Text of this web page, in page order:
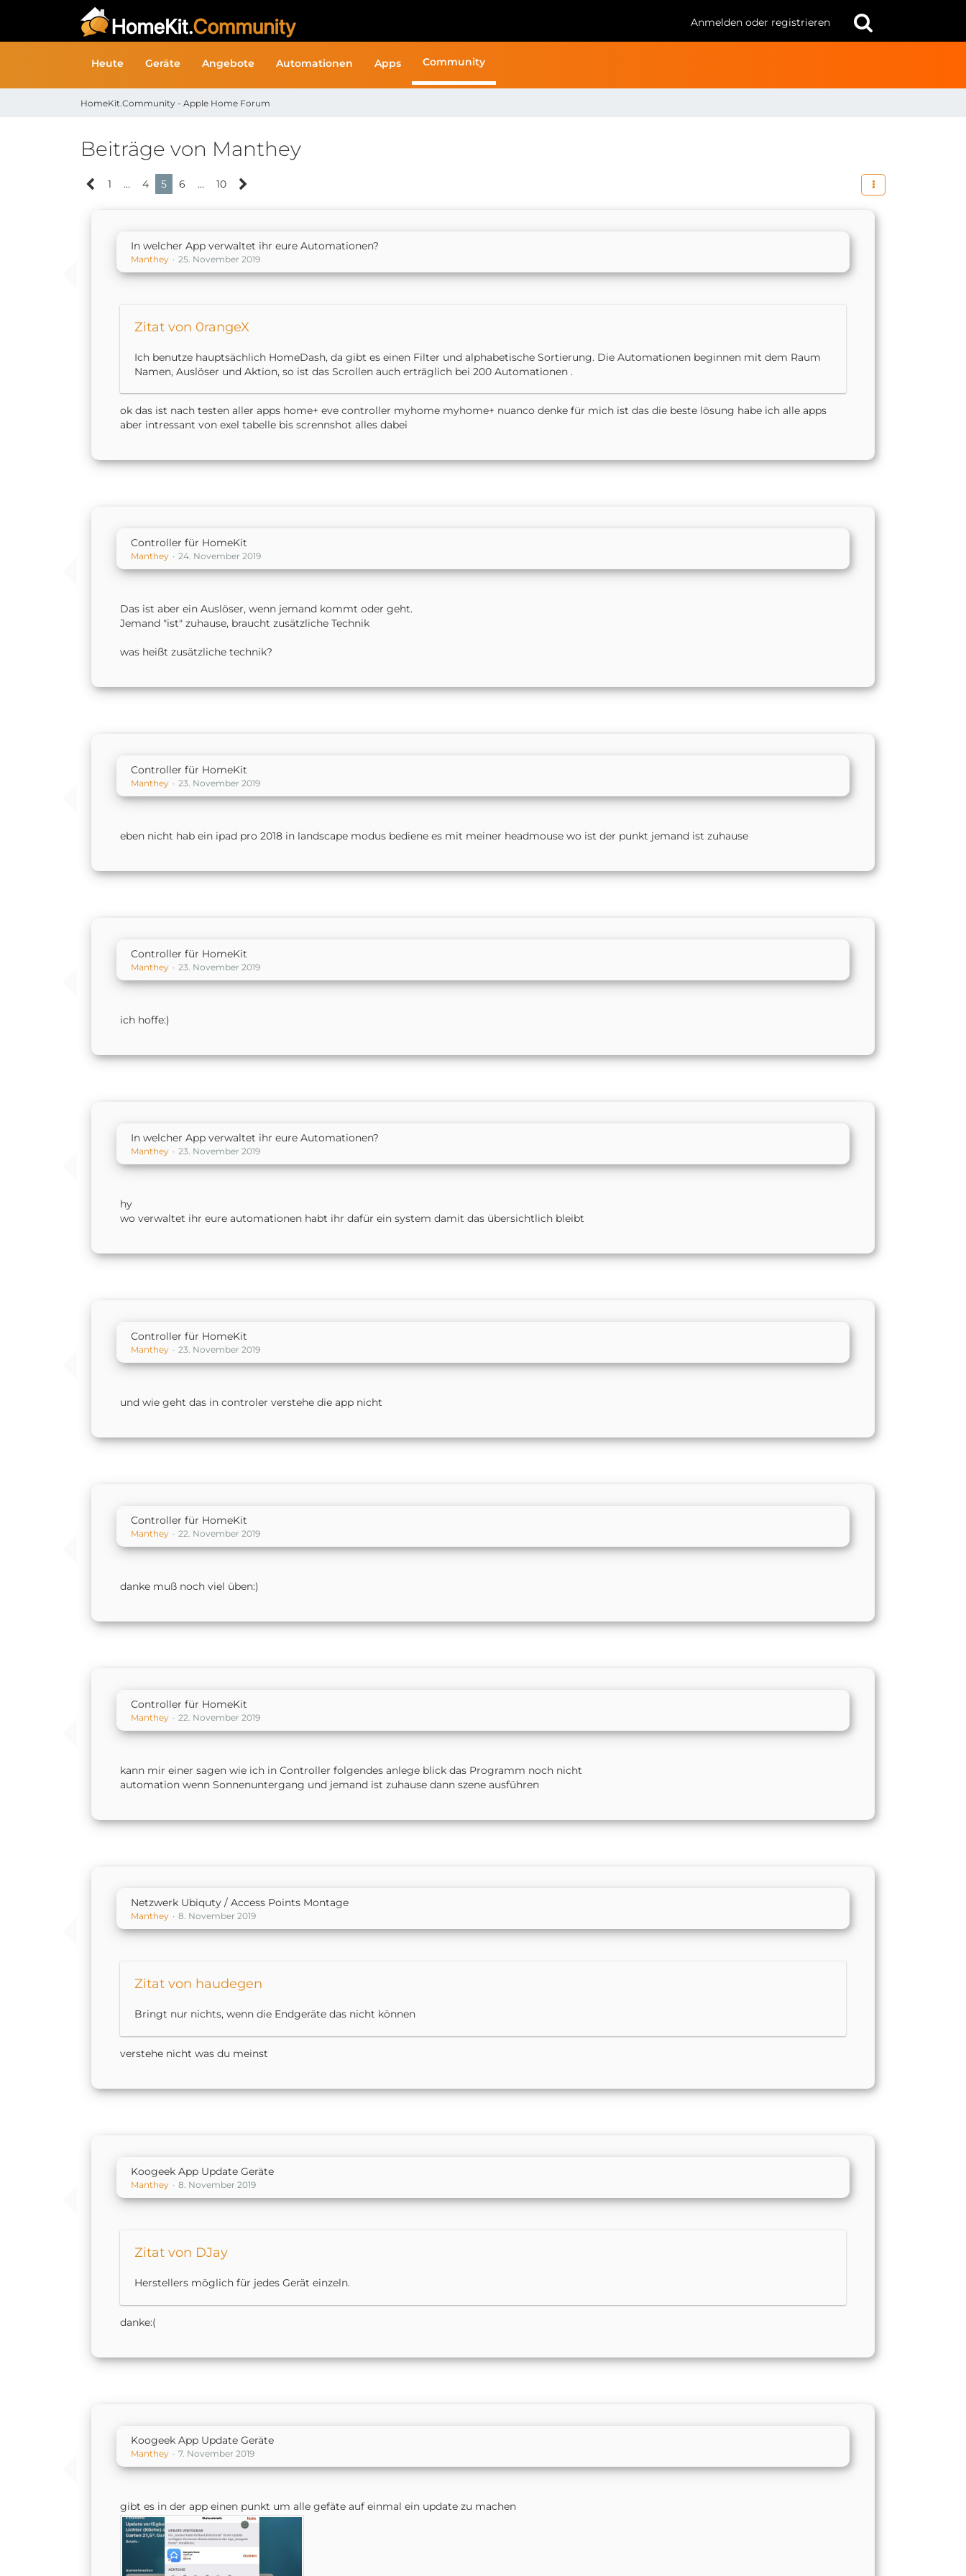
Anmelden oder registrieren
Heute Geräte Angebote Automationen Apps Community
HomeKit.Community - Apple Home Forum
Beiträge von Manthey
1 … 4 5 6 … 10
In welcher App verwaltet ihr eure Automationen?
Manthey 25. November 2019
Zitat von 0rangeX
Ich benutze hauptsächlich HomeDash, da gibt es einen Filter und alphabetische Sortierung. Die Automationen beginnen mit dem Raum
Namen, Auslöser und Aktion, so ist das Scrollen auch erträglich bei 200 Automationen .
ok das ist nach testen aller apps home+ eve controller myhome myhome+ nuanco denke für mich ist das die beste lösung habe ich alle apps
aber intressant von exel tabelle bis scrennshot alles dabei
Controller für HomeKit
Manthey 24. November 2019
Das ist aber ein Auslöser, wenn jemand kommt oder geht.
Jemand "ist" zuhause, braucht zusätzliche Technik
was heißt zusätzliche technik?
Controller für HomeKit
Manthey 23. November 2019
eben nicht hab ein ipad pro 2018 in landscape modus bediene es mit meiner headmouse wo ist der punkt jemand ist zuhause
Controller für HomeKit
Manthey 23. November 2019
ich hoffe:)
In welcher App verwaltet ihr eure Automationen?
Manthey 23. November 2019
hy
wo verwaltet ihr eure automationen habt ihr dafür ein system damit das übersichtlich bleibt
Controller für HomeKit
Manthey 23. November 2019
und wie geht das in controler verstehe die app nicht
Controller für HomeKit
Manthey 22. November 2019
danke muß noch viel üben:)
Controller für HomeKit
Manthey 22. November 2019
kann mir einer sagen wie ich in Controller folgendes anlege blick das Programm noch nicht
automation wenn Sonnenuntergang und jemand ist zuhause dann szene ausführen
Netzwerk Ubiquty / Access Points Montage
Manthey 8. November 2019
Zitat von haudegen
Bringt nur nichts, wenn die Endgeräte das nicht können
verstehe nicht was du meinst
Koogeek App Update Geräte
Manthey 8. November 2019
Zitat von DJay
Herstellers möglich für jedes Gerät einzeln.
danke:(
Koogeek App Update Geräte
Manthey 7. November 2019
gibt es in der app einen punkt um alle gefäte auf einmal ein update zu machen